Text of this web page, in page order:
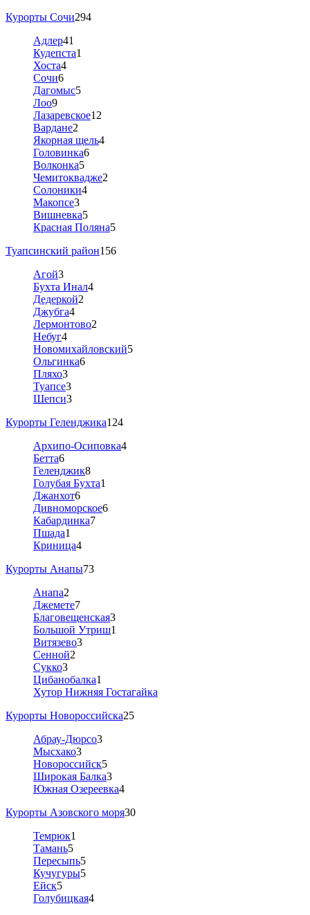
Курорты Сочи294
Адлер41
Кудепста1
Хоста4
Сочи6
Дагомыс5
Лоо9
Лазаревское12
Вардане2
Якорная щель4
Головинка6
Волконка5
Чемитоквадже2
Солоники4
Макопсе3
Вишневка5
Красная Поляна5
Туапсинский район156
Агой3
Бухта Инал4
Дедеркой2
Джубга4
Лермонтово2
Небуг4
Новомихайловский5
Ольгинка6
Пляхо3
Туапсе3
Шепси3
Курорты Геленджика124
Архипо-Осиповка4
Бетта6
Геленджик8
Голубая Бухта1
Джанхот6
Дивноморское6
Кабардинка7
Пшада1
Криница4
Курорты Анапы73
Анапа2
Джемете7
Благовещенская3
Большой Утриш1
Витязево3
Сенной2
Сукко3
Цибанобалка1
Хутор Нижняя Гостагайка
Курорты Новороссийска25
Абрау-Дюрсо3
Мысхако3
Новороссийск5
Широкая Балка3
Южная Озереевка4
Курорты Азовского моря30
Темрюк1
Тамань5
Пересыпь5
Кучугуры5
Ейск5
Голубицкая4